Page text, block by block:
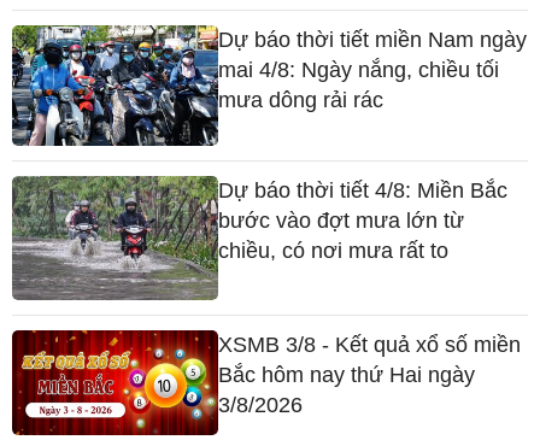
Dự báo thời tiết miền Nam ngày
mai 4/8: Ngày nắng, chiều tối
mưa dông rải rác
Dự báo thời tiết 4/8: Miền Bắc
bước vào đợt mưa lớn từ
chiều, có nơi mưa rất to
XSMB 3/8 - Kết quả xổ số miền
Bắc hôm nay thứ Hai ngày
3/8/2026